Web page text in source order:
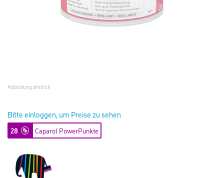
Abbildung ähnlich
Bitte einloggen, um Preise zu sehen
28 Caparol PowerPunkte